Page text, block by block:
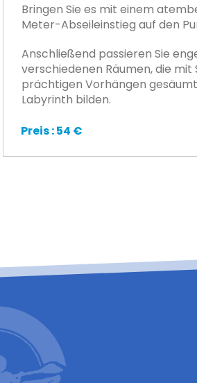
Bringen Sie es mit einem
Meter-Abseileinstieg auf den
Anschließend passieren Sie
verschiedenen Räumen, die mit
prächtigen Vorhängen
Labyrinth bilden.
Preis : 54 €